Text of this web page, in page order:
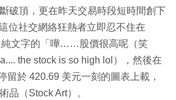
破頂，更在昨天交易時段短時間創下
位社交網絡狂熱者立即忍不住在
純文字的「嘩……股價很高呢（笑
the stock is so high lol），然後在
留於 420.69 美元一刻的圖表上載，
品（Stock Art）。